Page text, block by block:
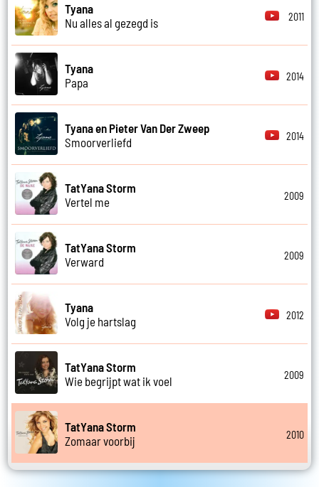
Tyana
Nu alles al gezegd is
2011
Tyana
Papa
2014
Tyana en Pieter Van Der Zweep
Smoorverliefd
2014
TatYana Storm
Vertel me
2009
TatYana Storm
Verward
2009
Tyana
Volg je hartslag
2012
TatYana Storm
Wie begrijpt wat ik voel
2009
TatYana Storm
Zomaar voorbij
2010